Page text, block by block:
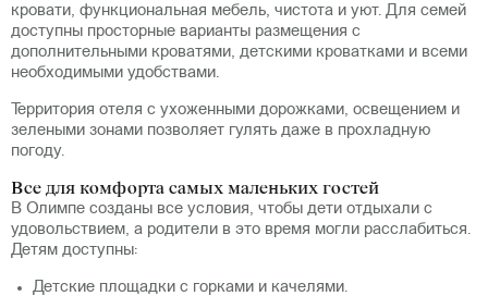
кровати, функциональная мебель, чистота и уют. Для семей
доступны просторные варианты размещения с
дополнительными кроватями, детскими кроватками и всеми
необходимыми удобствами.
Территория отеля с ухоженными дорожками, освещением и
зелеными зонами позволяет гулять даже в прохладную
погоду.
Все для комфорта самых маленьких гостей
В Олимпе созданы все условия, чтобы дети отдыхали с
удовольствием, а родители в это время могли расслабиться.
Детям доступны:
Детские площадки с горками и качелями.